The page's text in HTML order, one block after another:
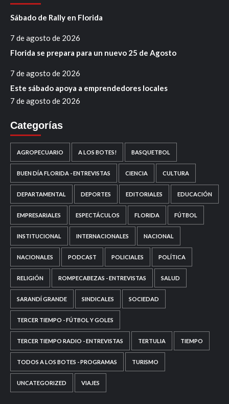
Sábado de Rally en Florida
7 de agosto de 2026
Florida se prepara para un nuevo 25 de Agosto
7 de agosto de 2026
Este sábado apoya a emprendedores locales
7 de agosto de 2026
Categorías
AGROPECUARIO A LOS BOTES! BASQUETBOL
BUEN DÍA FLORIDA - ENTREVISTAS CIENCIA CULTURA
DEPARTAMENTAL DEPORTES EDITORIALES EDUCACIÓN
EMPRESARIALES ESPECTÁCULOS FLORIDA FÚTBOL
INSTITUCIONAL INTERNACIONALES NACIONAL
NACIONALES PODCAST POLICIALES POLÍTICA
RELIGIÓN ROMPECABEZAS - ENTREVISTAS SALUD
SARANDÍ GRANDE SINDICALES SOCIEDAD
TERCER TIEMPO - FÚTBOL Y GOLES
TERCER TIEMPO RADIO - ENTREVISTAS TERTULIA TIEMPO
TODOS A LOS BOTES - PROGRAMAS TURISMO
UNCATEGORIZED VIAJES